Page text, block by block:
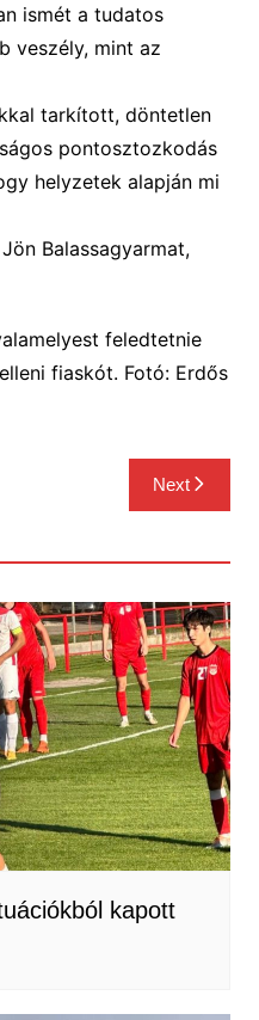
ismét a tudatos
veszély, mint az
tarkított, döntetlen
pontosztozkodás
helyzetek alapján mi
Balassagyarmat,
feledtetnie
fiaskót. Fotó: Erdős
Next
kapott